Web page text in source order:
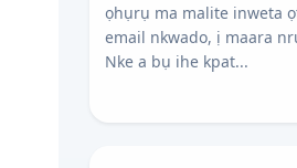
ọhụrụ ma malite inweta
email nkwado, ị maara
Nke a bụ ihe kpat...